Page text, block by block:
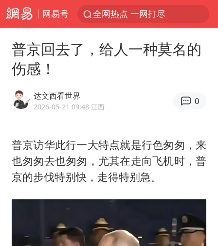
网易号 全网热点 一网打尽
普京回去了，给人一种莫名的
伤感！
达文西看世界
2026-05-21 09:48·江西
0
普京访华此行一大特点就是行色匆匆，来
也匆匆去也匆匆，尤其在走向飞机时，普
京的步伐特别快，走得特别急。